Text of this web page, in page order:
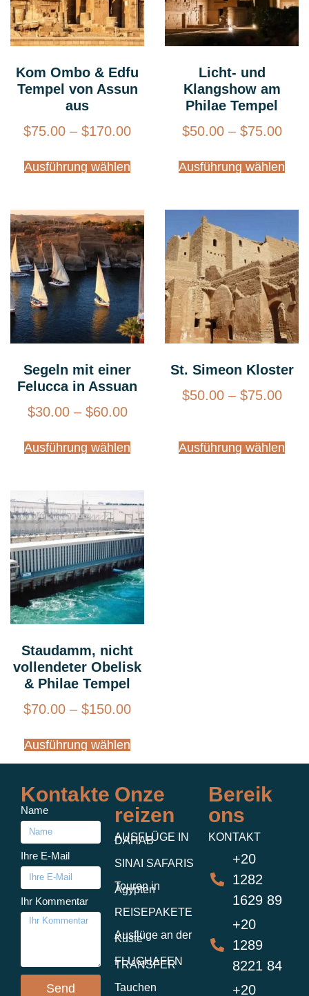
Kom Ombo & Edfu
Tempel von Assun
aus
$75.00 – $170.00
Ausführung wählen
Licht- und
Klangshow am
Philae Tempel
$50.00 – $75.00
Ausführung wählen
Segeln mit einer
Felucca in Assuan
$30.00 – $60.00
Ausführung wählen
St. Simeon Kloster
$50.00 – $75.00
Ausführung wählen
Staudamm, nicht
vollendeter Obelisk
& Philae Tempel
$70.00 – $150.00
Ausführung wählen
Kontakte
Name
Ihre E-Mail
Ihr Kommentar
Send
Onze
reizen
AUSFLÜGE IN
DAHAB
SINAI SAFARIS
Touren in
Ägypten
REISEPAKETE
Ausflüge an der
Küste
FLUGHAFEN
TRANSFER
Tauchen
Bereik
ons
KONTAKT
+20
1282
1629 89
+20
1289
8221 84
+20